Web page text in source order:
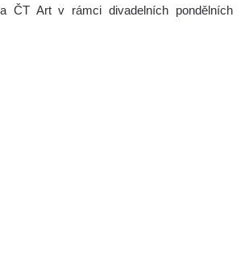
ČT Art v rámci divadelních pondělních